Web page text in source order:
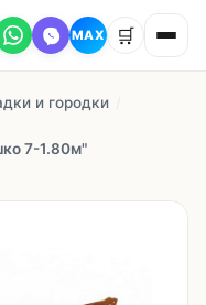
MAX 🛒
и городки
7-1.80м"